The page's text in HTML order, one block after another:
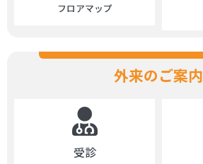
フロアマップ
外来のご案内
受診